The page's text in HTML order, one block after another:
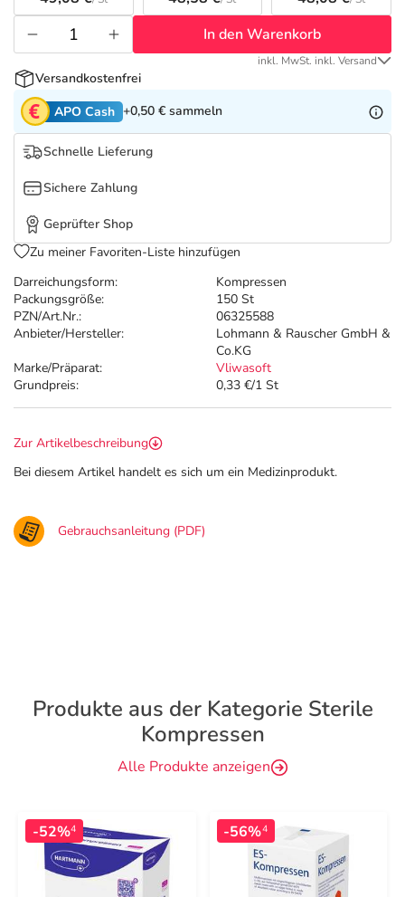
Tierapotheke
Vitamine & Mineralstoffe
Marken
Salus Deals
Darreichungsform:
Kompressen
Packungsgröße:
150 St
PZN/Art.Nr.:
06325588
Anbieter/Hersteller:
Lohmann & Rauscher GmbH &
Co.KG
Marke/Präparat:
Vliwasoft
Grundpreis:
0,33 €/1 St
In den Warenkorb
inkl. MwSt. inkl. Versand
Versandkostenfrei
APO Cash +0,50 € sammeln
Schnelle Lieferung
Sichere Zahlung
Geprüfter Shop
Zu meiner Favoriten-Liste hinzufügen
Zur Artikelbeschreibung
Bei diesem Artikel handelt es sich um ein Medizinprodukt.
Gebrauchsanleitung (PDF)
Produkte aus der Kategorie Sterile
Kompressen
Alle Produkte anzeigen
-52%4 -56%4